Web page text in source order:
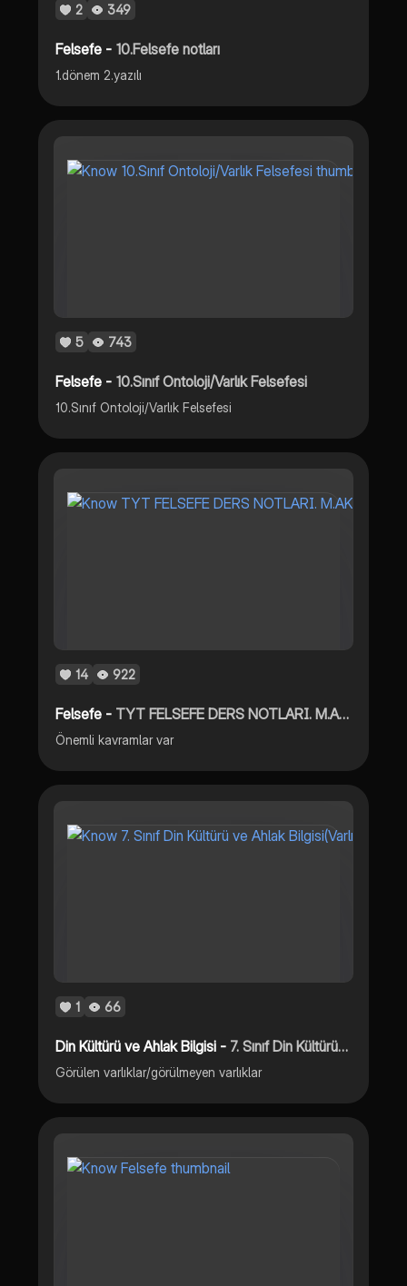
2 349
Felsefe - 10.Felsefe notları
1.dönem 2.yazılı
5 743
Felsefe - 10.Sınıf Ontoloji/Varlık Felsefesi
10.Sınıf Ontoloji/Varlık Felsefesi
14 922
Felsefe - TYT FELSEFE DERS NOTLARI. M.AKADEMİ
Önemli kavramlar var
1 66
Din Kültürü ve Ahlak Bilgisi - 7. Sınıf Din Kültürü ve Ahlak Bilgisi(Varlıklar Alem-i)
Görülen varlıklar/görülmeyen varlıklar